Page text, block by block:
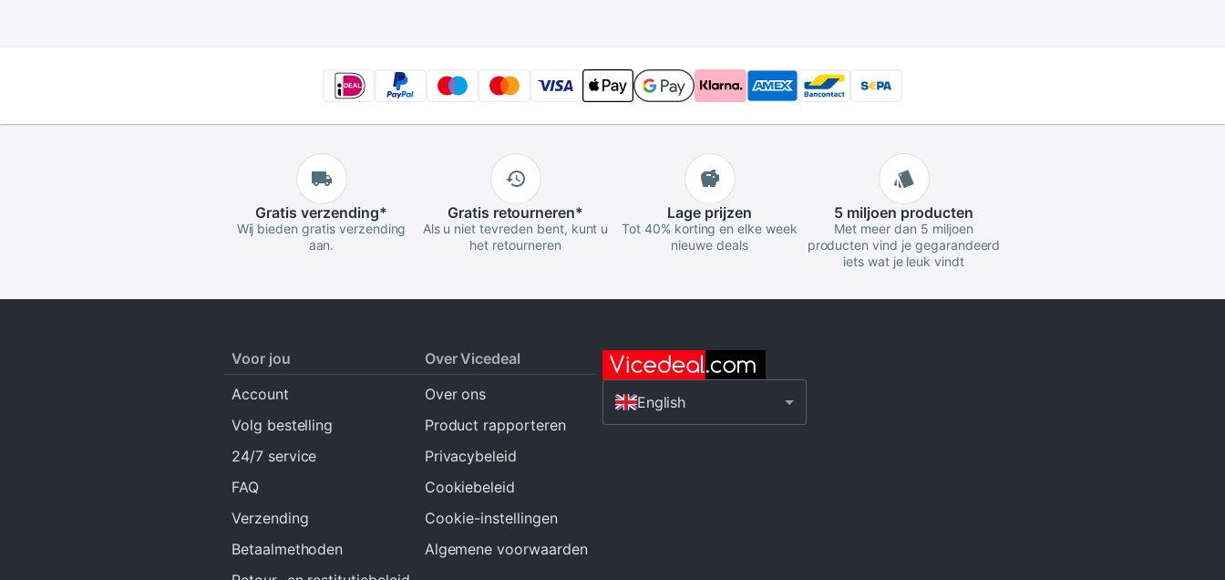
Gratis verzending*
Wij bieden gratis verzending
aan.
Gratis retourneren*
Als u niet tevreden bent, kunt u
het retourneren
Lage prijzen
Tot 40% korting en elke week
nieuwe deals
5 miljoen producten
Met meer dan 5 miljoen
producten vind je gegarandeerd
iets wat je leuk vindt
Voor jou
Account
Volg bestelling
24/7 service
FAQ
Verzending
Betaalmethoden
Over Vicedeal
Over ons
Product rapporteren
Privacybeleid
Cookiebeleid
Cookie-instellingen
Algemene voorwaarden
English